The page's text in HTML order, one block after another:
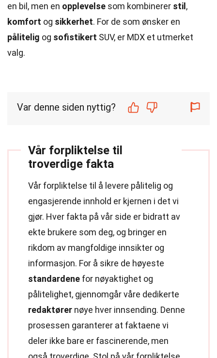
en bil, men en opplevelse som kombinerer stil ,
komfort og sikkerhet. For de som ønsker en
pålitelig og sofistikert SUV, er MDX et utmerket
valg.
Var denne siden nyttig?
Vår forpliktelse til
troverdige fakta
Vår forpliktelse til å levere pålitelig og
engasjerende innhold er kjernen i det vi
gjør. Hver fakta på vår side er bidratt av
ekte brukere som deg, og bringer en
rikdom av mangfoldige innsikter og
informasjon. For å sikre de høyeste
standardene for nøyaktighet og
pålitelighet, gjennomgår våre dedikerte
redaktører nøye hver innsending. Denne
prosessen garanterer at faktaene vi
deler ikke bare er fascinerende, men